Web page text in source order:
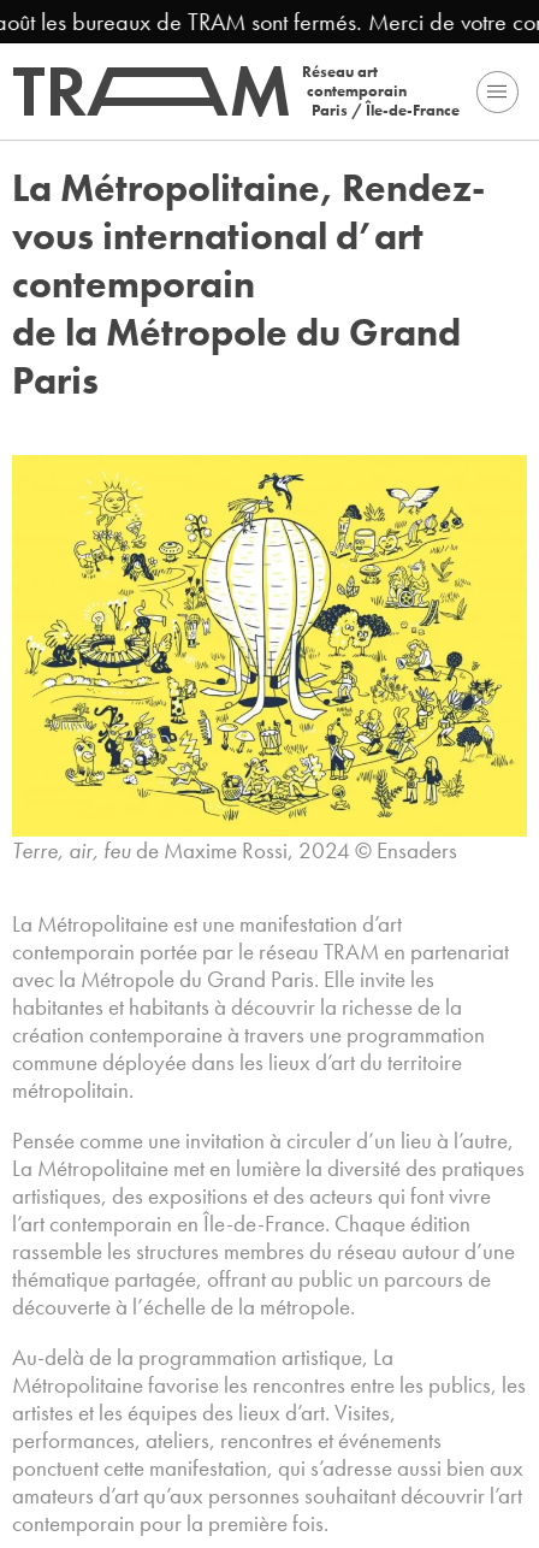
les bureaux de TRAM sont fermés. Merci de votre
Réseau art
contemporain
Paris / Île-de-France
La Métropolitaine, Rendez-
vous international d’art
contemporain
de la Métropole du Grand
Paris
Terre, air, feu de Maxime Rossi, 2024 © Ensaders
La Métropolitaine est une manifestation d’art
contemporain portée par le réseau TRAM en partenariat
avec la Métropole du Grand Paris. Elle invite les
habitantes et habitants à découvrir la richesse de la
création contemporaine à travers une programmation
commune déployée dans les lieux d’art du territoire
métropolitain.
Pensée comme une invitation à circuler d’un lieu à l’autre,
La Métropolitaine met en lumière la diversité des pratiques
artistiques, des expositions et des acteurs qui font vivre
l’art contemporain en Île-de-France. Chaque édition
rassemble les structures membres du réseau autour d’une
thématique partagée, offrant au public un parcours de
découverte à l’échelle de la métropole.
Au-delà de la programmation artistique, La
Métropolitaine favorise les rencontres entre les publics, les
artistes et les équipes des lieux d’art. Visites,
performances, ateliers, rencontres et événements
ponctuent cette manifestation, qui s’adresse aussi bien aux
amateurs d’art qu’aux personnes souhaitant découvrir l’art
contemporain pour la première fois.